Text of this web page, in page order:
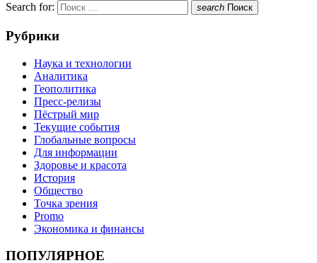
Search for: search Поиск
Рубрики
Наука и технологии
Аналитика
Геополитика
Пресс-релизы
Пёстрый мир
Текущие события
Глобальные вопросы
Для информации
Здоровье и красота
История
Общество
Точка зрения
Promo
Экономика и финансы
ПОПУЛЯРНОЕ